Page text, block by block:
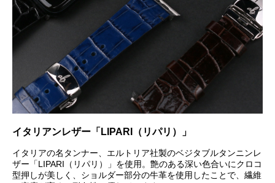
イタリアンレザー「LIPARI（リパリ）」
イタリアの名タンナー、エルトリア社製のベジタブルタンニンレ
ザー「LIPARI（リパリ）」を使用。艶のある深い色合いにクロコ
型押しが美しく、ショルダー部分の牛革を使用したことで、繊維